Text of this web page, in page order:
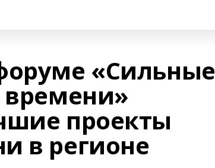
«Сильные
времени»
проекты
в регионе